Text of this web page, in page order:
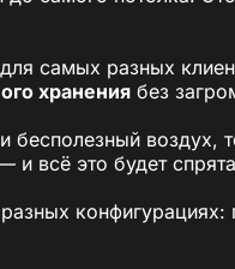
для самых разных
хранения без
всё это будет